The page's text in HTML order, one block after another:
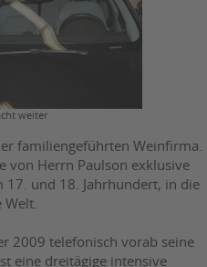
weiter
familiengeführten Weinfirma.
von Herrn Paulson exklusive
17. und 18. Jahrhundert, in die
Welt.
2009 telefonisch vorab seine
eine dreitägige intensive